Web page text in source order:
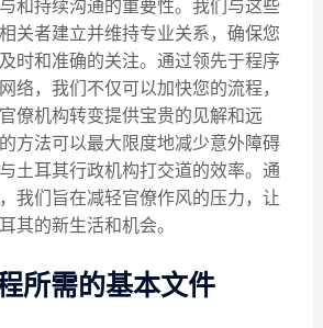
和持续沟通的重要性。我们与这些
关者建立并维持专业关系，确保您
时和准确的关注。通过领先于程序
络，我们不仅可以加快您的流程，
僚机构转变提供宝贵的见解和远
方法可以最大限度地减少意外障碍
土耳其行政机构打交道的效率。通
我们旨在减轻官僚作风的压力，让
其的新生活和机会。
所需的基本文件